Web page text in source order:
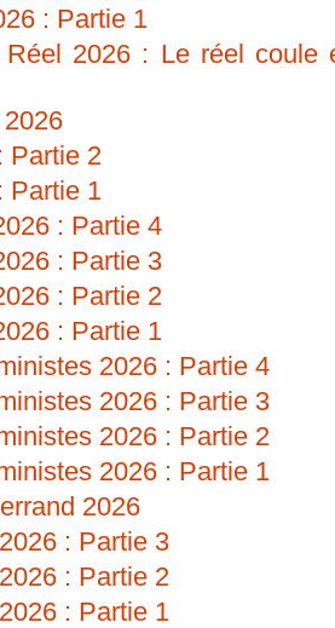
: Partie 1
2026 : Le réel coule
Partie 2
Partie 1
: Partie 4
: Partie 3
: Partie 2
: Partie 1
2026 : Partie 4
2026 : Partie 3
2026 : Partie 2
2026 : Partie 1
2026
: Partie 3
: Partie 2
: Partie 1